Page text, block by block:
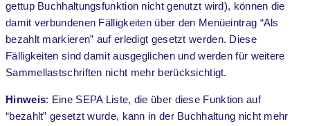
gettup Buchhaltungsfunktion nicht genutzt wird), können die
damit verbundenen Fälligkeiten über den Menüeintrag “Als
bezahlt markieren” auf erledigt gesetzt werden. Diese
Fälligkeiten sind damit ausgeglichen und werden für weitere
Sammellastschriften nicht mehr berücksichtigt.
Hinweis: Eine SEPA Liste, die über diese Funktion auf
“bezahlt” gesetzt wurde, kann in der Buchhaltung nicht mehr